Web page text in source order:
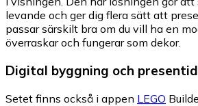
levande och ger dig flera sätt att
passar särskilt bra om du vill ha en
överraskar och fungerar som dekor.
Digital byggning och
Setet finns också i appen LEGO